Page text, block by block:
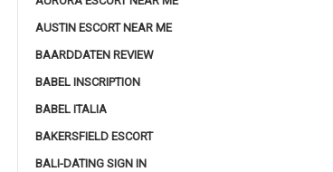
AUSTIN ESCORT NEAR ME
BAARDDATEN REVIEW
BABEL INSCRIPTION
BABEL ITALIA
BAKERSFIELD ESCORT
BALI-DATING SIGN IN